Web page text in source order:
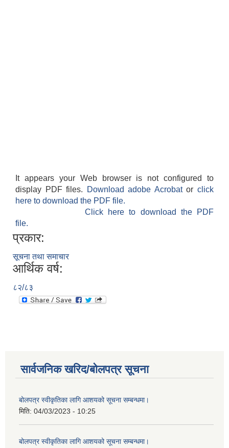
It appears your Web browser is not configured to
display PDF files.
Download adobe Acrobatorclick
here to download the PDF file.
Click here to download the PDF
file.
प्रकार:
सूचना तथा समाचार
आर्थिक वर्ष:
८२/८३
सार्वजनिक खरिद/बोलपत्र सूचना
बोलपत्र स्वीकृतिका लागि आशयको सूचना सम्बन्धमा।
मिति: 04/03/2023 - 10:25
बोलपत्र स्वीकृतिका लागि आशयको सूचना सम्बन्धमा।